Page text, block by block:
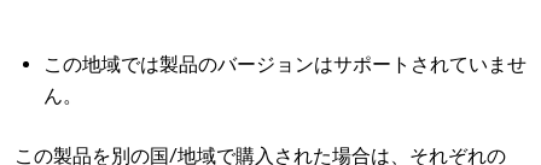
この地域では製品のバージョンはサポートされていませ
ん。
この製品を別の国/地域で購入された場合は、それぞれの